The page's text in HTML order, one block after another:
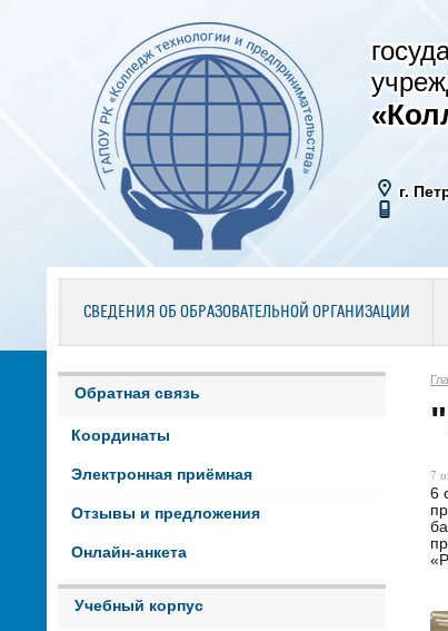
г.
СВЕДЕНИЯ ОБ ОБРАЗОВАТЕЛЬНОЙ ОРГАНИЗАЦИИ
Обратная связь
Координаты
Электронная приёмная
Отзывы и предложения
Онлайн-анкета
Учебный корпус
7
6